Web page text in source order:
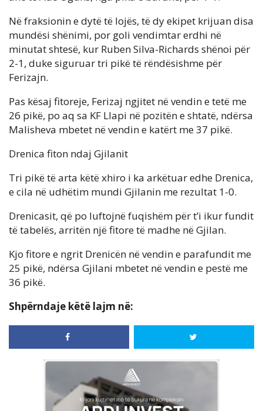
Në fraksionin e dytë të lojës, të dy ekipet krijuan disa
mundësi shënimi, por goli vendimtar erdhi në
minutat shtesë, kur Ruben Silva-Richards shënoi për
2-1, duke siguruar tri pikë të rëndësishme për
Ferizajn.
Pas kësaj fitoreje, Ferizaj ngjitet në vendin e tetë me
26 pikë, po aq sa KF Llapi në pozitën e shtatë, ndërsa
Malisheva mbetet në vendin e katërt me 37 pikë.
Drenica fiton ndaj Gjilanit
Tri pikë të arta këtë xhiro i ka arkëtuar edhe Drenica,
e cila në udhëtim mundi Gjilanin me rezultat 1-0.
Drenicasit, që po luftojnë fuqishëm për t’i ikur fundit
të tabelës, arritën një fitore të madhe në Gjilan.
Kjo fitore e ngrit Drenicën në vendin e parafundit me
25 pikë, ndërsa Gjilani mbetet në vendin e pestë me
36 pikë.
Shpërndaje këtë lajm në: